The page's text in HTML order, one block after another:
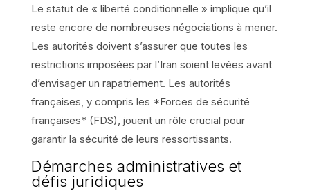
Le statut de « liberté conditionnelle » implique qu’il
reste encore de nombreuses négociations à mener.
Les autorités doivent s’assurer que toutes les
restrictions imposées par l’Iran soient levées avant
d’envisager un rapatriement. Les autorités
françaises, y compris les *Forces de sécurité
françaises* (FDS), jouent un rôle crucial pour
garantir la sécurité de leurs ressortissants.
Démarches administratives et
défis juridiques